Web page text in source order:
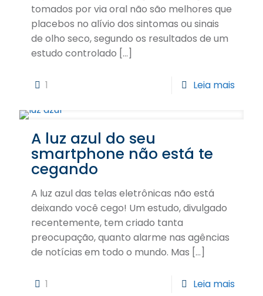
tomados por via oral não são melhores que
placebos no alívio dos sintomas ou sinais
de olho seco, segundo os resultados de um
estudo controlado […]
1 Leia mais
A luz azul do seu
smartphone não está te
cegando
A luz azul das telas eletrônicas não está
deixando você cego! Um estudo, divulgado
recentemente, tem criado tanta
preocupação, quanto alarme nas agências
de notícias em todo o mundo. Mas […]
1 Leia mais